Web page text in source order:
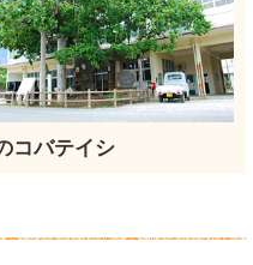
コバテイシ